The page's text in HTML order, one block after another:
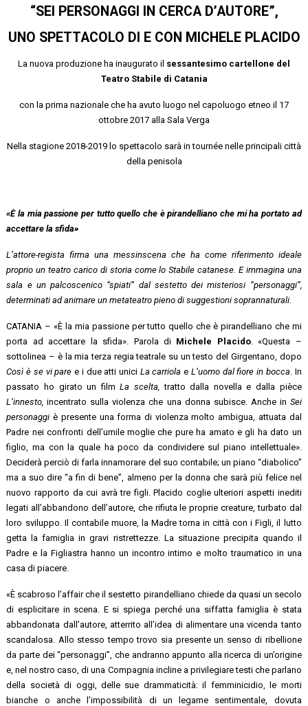
“SEI PERSONAGGI IN CERCA D’AUTORE”,
UNO SPETTACOLO DI E CON MICHELE PLACIDO
La nuova produzione ha inaugurato il sessantesimo cartellone del
Teatro Stabile di Catania
con la prima nazionale che ha avuto luogo nel capoluogo etneo il 17
ottobre 2017 alla Sala Verga
Nella stagione 2018-2019 lo spettacolo sarà in tournée nelle principali città
della penisola
«È la mia passione per tutto quello che è pirandelliano che mi ha portato ad
accettare la sfida»
L’attore-regista firma una messinscena che ha come riferimento ideale
proprio un teatro carico di storia come lo Stabile catanese. E immagina una
sala e un palcoscenico “spiati” dal sestetto dei misteriosi “personaggi”,
determinati ad animare un metateatro pieno di suggestioni soprannaturali.
CATANIA – «È la mia passione per tutto quello che è pirandelliano che mi
porta ad accettare la sfida». Parola di Michele Placido. «Questa –
sottolinea – è la mia terza regia teatrale su un testo del Girgentano, dopo
Così è se vi pare e i due atti unici La carriolae L’uomo dal fiore in bocca . In
passato ho girato un filmLa scelta, tratto dalla novella e dalla pièce
L’innesto, incentrato sulla violenza che una donna subisce. Anche in Sei
personaggi è presente una forma di violenza molto ambigua, attuata dal
Padre nei confronti dell’umile moglie che pure ha amato e gli ha dato un
figlio, ma con la quale ha poco da condividere sul piano intellettuale».
Deciderà perciò di farla innamorare del suo contabile; un piano “diabolico”
ma a suo dire “a fin di bene”, almeno per la donna che sarà più felice nel
nuovo rapporto da cui avrà tre figli. Placido coglie ulteriori aspetti inediti
legati all’abbandono dell’autore, che rifiuta le proprie creature, turbato dal
loro sviluppo. Il contabile muore, la Madre torna in città con i Figli, il lutto
getta la famiglia in gravi ristrettezze. La situazione precipita quando il
Padre e la Figliastra hanno un incontro intimo e molto traumatico in una
casa di piacere.
«È scabroso l’affair che il sestetto pirandelliano chiede da quasi un secolo
di esplicitare in scena. E si spiega perché una siffatta famiglia è stata
abbandonata dall’autore, atterrito all’idea di alimentare una vicenda tanto
scandalosa. Allo stesso tempo trovo sia presente un senso di ribellione
da parte dei “personaggi”, che andranno appunto alla ricerca di un’origine
e, nel nostro caso, di una Compagnia incline a privilegiare testi che parlano
della società di oggi, delle sue drammaticità: il femminicidio, le morti
bianche o anche l’impossibilità di un legame sentimentale, dovuta